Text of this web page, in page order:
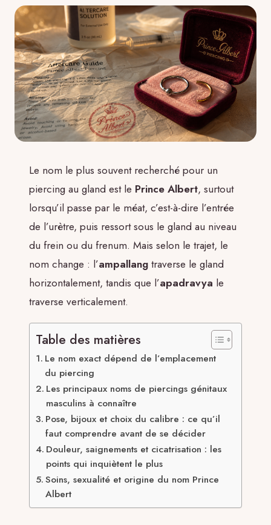
Le nom le plus souvent recherché pour un
piercing au gland est le Prince Albert, surtout
lorsqu’il passe par le méat, c’est-à-dire l’entrée
de l’urètre, puis ressort sous le gland au niveau
du frein ou du frenum. Mais selon le trajet, le
nom change : l’ampallang traverse le gland
horizontalement, tandis que l’apadravya le
traverse verticalement.
Table des matières
Le nom exact dépend de l’emplacement
du piercing
Les principaux noms de piercings génitaux
masculins à connaître
Pose, bijoux et choix du calibre : ce qu’il
faut comprendre avant de se décider
Douleur, saignements et cicatrisation : les
points qui inquiètent le plus
Soins, sexualité et origine du nom Prince
Albert